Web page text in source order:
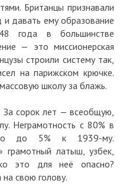
Британцы признавали
давать ему образование
года в большинстве
— это миссионерская
строили систему так,
на парижском крючке.
школу за блажь.
сорок лет — всеобщую,
Неграмотность с 80% в
до 5% к 1939-му.
грамотный латыш, узбек,
это для неё опасно?
свою голову.